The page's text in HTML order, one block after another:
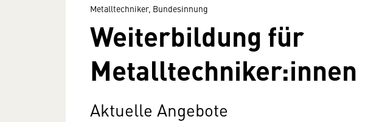
Metalltechniker, Bundesinnung
Weiterbildung für
Metalltechniker:innen
Aktuelle Angebote